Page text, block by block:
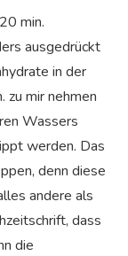
min.
ausgedrückt
in der
mir nehmen
Wassers
werden. Das
denn diese
andere als
dass
die